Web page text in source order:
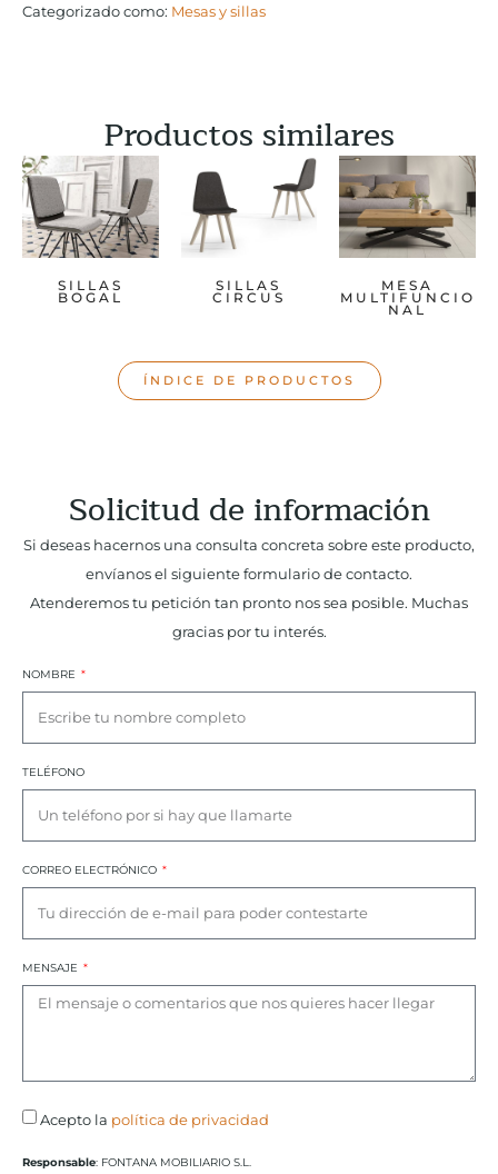
Categorizado como: Mesas y sillas
Productos similares
SILLAS
BOGAL
SILLAS
CIRCUS
MESA
MULTIFUNCIO
NAL
ÍNDICE DE PRODUCTOS
Solicitud de información
Si deseas hacernos una consulta concreta sobre este producto,
envíanos el siguiente formulario de contacto.
Atenderemos tu petición tan pronto nos sea posible. Muchas
gracias por tu interés.
NOMBRE
TELÉFONO
CORREO ELECTRÓNICO
MENSAJE
Acepto la política de privacidad
Responsable: FONTANA MOBILIARIO S.L.